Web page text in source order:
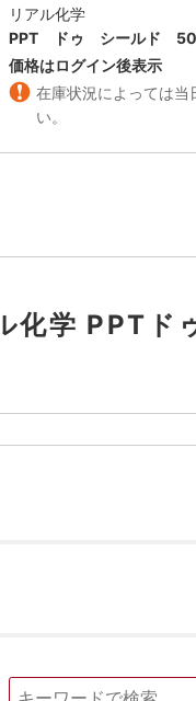
リアル化学
PPT ドゥ シールド
価格はログイン後表示
在庫状況によっては
い。
化学 PPTド